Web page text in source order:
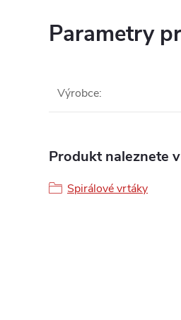
Parametry
Výrobce:
Produkt naleznete
Spirálové vrtáky